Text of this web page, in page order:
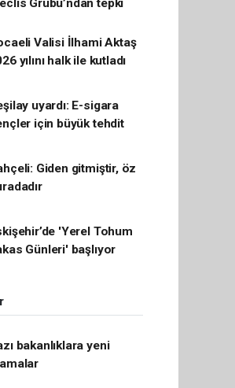
Grubu’ndan tepki
Valisi İlhami Aktaş
yılını halk ile kutladı
uyardı: E-sigara
için büyük tehdit
Giden gitmiştir, öz
'Yerel Tohum
Günleri' başlıyor
bakanlıklara yeni